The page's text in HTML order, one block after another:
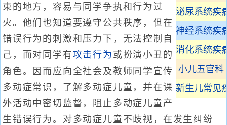
泌尿系统疾
神经系统疾
消化系统疾
小儿五官科
新生儿常见
束的地方，容易与同学争执和行为过
火。他们也知道要遵守公共秩序，但在
错误行为的刺激和压力下，无法控制自
己，而对同学有攻击行为 或扮演小丑的
角色。因而应向全社会及教师同学宣传
多动症常识，了解多动症儿童，并在课
外活动中密切监督，阻止多动症儿童产
生错误行为。对多动症儿童不歧视，在发生纠纷